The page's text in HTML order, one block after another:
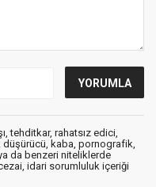
tehditkar, rahatsız edici,
düşürücü, kaba, pornografik,
da benzeri niteliklerde
idari sorumluluk içeriği